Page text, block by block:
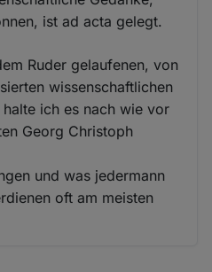
ist ad acta gelegt.
Ruder gelaufenen, von
wissenschaftlichen
ich es nach wie vor
Georg Christoph
und was jedermann
oft am meisten